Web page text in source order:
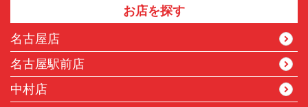
お店を探す
名古屋店
名古屋駅前店
中村店